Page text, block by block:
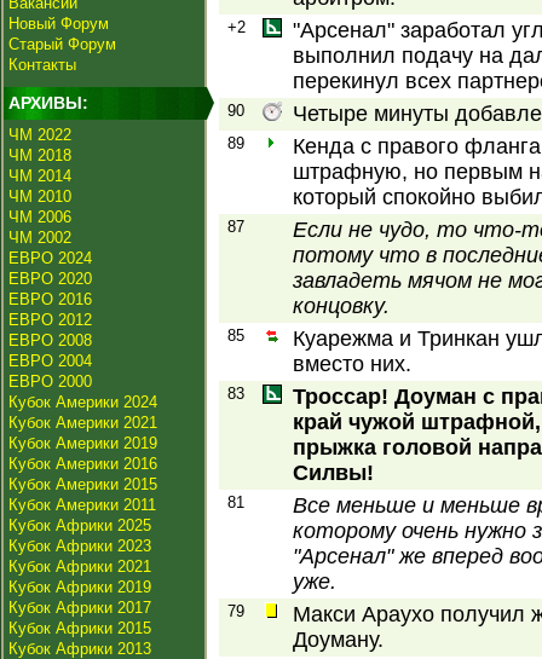
Новый Форум
Старый Форум
Контакты
АРХИВЫ:
ЧМ 2022
ЧМ 2018
ЧМ 2014
ЧМ 2010
ЧМ 2006
ЧМ 2002
ЕВРО 2024
ЕВРО 2020
ЕВРО 2016
ЕВРО 2012
ЕВРО 2008
ЕВРО 2004
ЕВРО 2000
Кубок Америки 2024
Кубок Америки 2021
Кубок Америки 2019
Кубок Америки 2016
Кубок Америки 2015
Кубок Америки 2011
Кубок Африки 2025
Кубок Африки 2023
Кубок Африки 2021
Кубок Африки 2019
Кубок Африки 2017
Кубок Африки 2015
Кубок Африки 2013
+2
"Арсенал" заработал
выполнил подачу на
перекинул всех
90 Четыре минуты
89
Кенда с правого
штрафную, но первым
который спокойно
87
Если не чудо, то что-
потому что в
завладеть мячом не
концовку.
85
Куарежма и Тринкан
вместо них.
83
Троссар! Доуман с
край чужой штрафной,
прыжка головой
Силвы!
81
Все меньше и меньше
которому очень нужно
"Арсенал" же вперед
уже.
79
Макси Араухо получил
Доуману.